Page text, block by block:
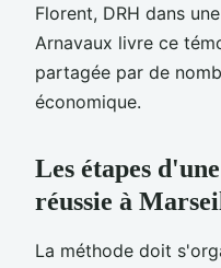
Florent, DRH dans
Arnavaux livre ce
partagée par de
économique.
Les étapes
réussie à
La méthode doit